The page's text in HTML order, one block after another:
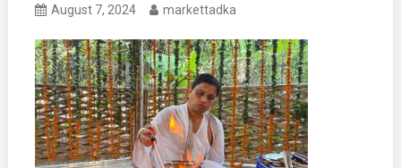
August 7, 2024 markettadka